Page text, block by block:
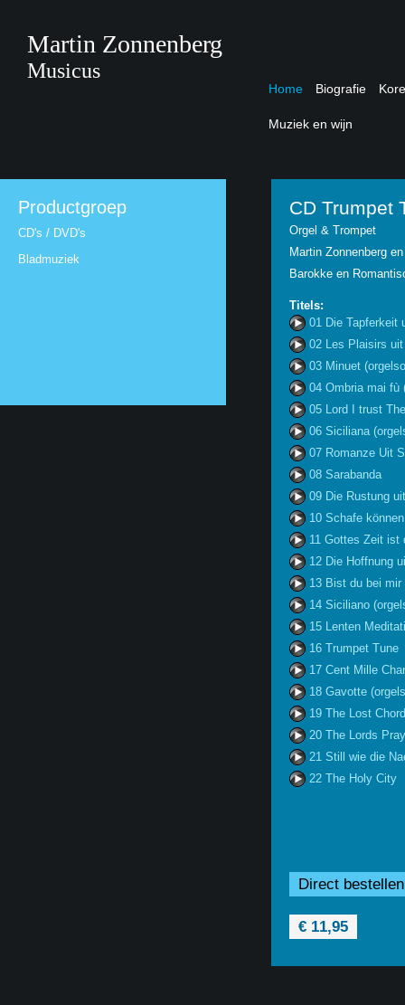
Martin Zonnenberg
Musicus
Home Biografie
Muziek en wijn
Productgroep
CD's / DVD's
Bladmuziek
CD Trumpet
Orgel & Trompet
Martin Zonnenberg
Barokke en
Titels:
01 Die Tapferkeit
02 Les Plaisirs
03 Minuet
04 Ombria mai fù
05 Lord I trust
06 Siciliana
07 Romanze Uit
08 Sarabanda
09 Die Rustung
10 Schafe
11 Gottes Zeit ist
12 Die Hoffnung
13 Bist du bei
14 Siciliano
15 Lenten
16 Trumpet Tune
17 Cent Mille
18 Gavotte
19 The Lost Chord
20 The Lords
21 Still wie die
22 The Holy City
Direct bestellen
€ 11,95